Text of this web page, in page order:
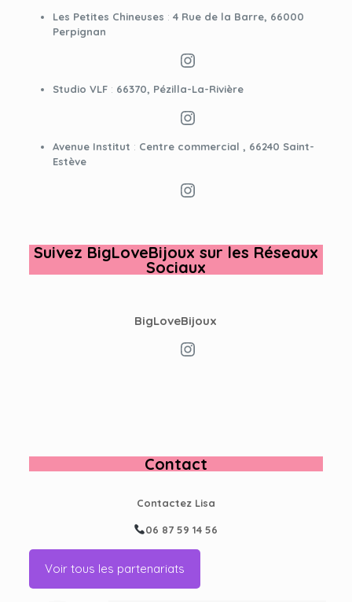
Les Petites Chineuses : 4 Rue de la Barre, 66000
Perpignan
Instagram
Studio VLF: 66370, Pézilla-La-Rivière
Instagram
Avenue Institut : Centre commercial , 66240 Saint-
Estève
Instagram
Suivez BigLoveBijoux sur les Réseaux
Sociaux
BigLoveBijoux
Instagram
Contact
Contactez Lisa
06 87 59 14 56
Voir tous les partenariats